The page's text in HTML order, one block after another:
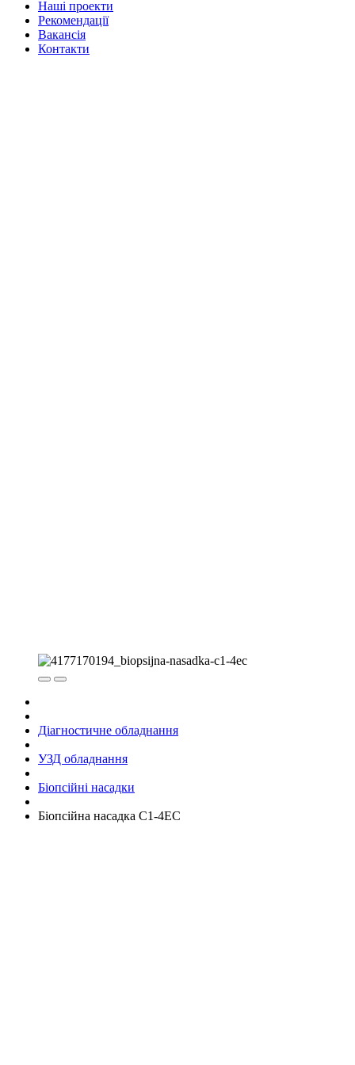
Нашi проекти
Рекомендації
Вакансiя
Контакти
Діагностичне обладнання
УЗД обладнання
Біопсійні насадки
Біопсійна насадка C1-4EC